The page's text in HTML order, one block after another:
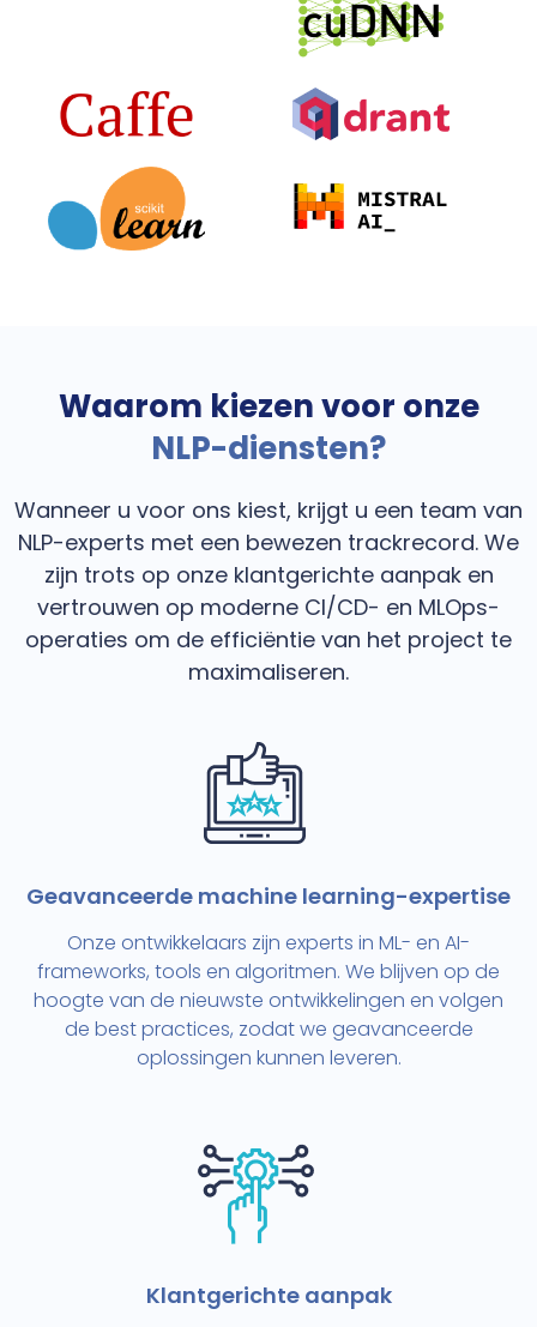
Waarom kiezen voor onze
NLP-diensten?
Wanneer u voor ons kiest, krijgt u een team van
NLP-experts met een bewezen trackrecord. We
zijn trots op onze klantgerichte aanpak en
vertrouwen op moderne CI/CD- en MLOps-
operaties om de efficiëntie van het project te
maximaliseren.
Geavanceerde machine learning-expertise
Onze ontwikkelaars zijn experts in ML- en AI-
frameworks, tools en algoritmen. We blijven op de
hoogte van de nieuwste ontwikkelingen en volgen
de best practices, zodat we geavanceerde
oplossingen kunnen leveren.
Klantgerichte aanpak